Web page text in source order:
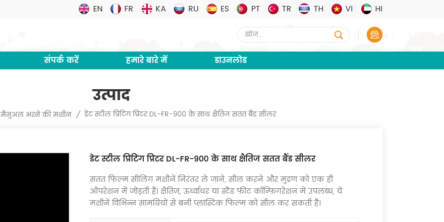
EN FR KA RU ES PT TR TH VI HI
संपर्क करें हमारे बारे में डाउनलोड
उत्पाद
मैनुअल भरने की मशीन / डेट स्टील प्रिंटिंग प्रिंटर DL-FR-900 के साथ क्षैतिज सतत बैंड सीलर
डेट स्टील प्रिंटिंग प्रिंटर DL-FR-900 के साथ क्षैतिज सतत बैंड सीलर
सतत फिल्म सीलिंग मशीनें निरंतर ले जाने, सील करने और मुद्रण को एक ही
ऑपरेशन में जोड़ती हैं। क्षैतिज, ऊर्ध्वाधर या स्टैंड फ़ीट कॉन्फ़िगरेशन में उपलब्ध, ये
मशीनें विभिन्न सामग्रियों से बनी प्लास्टिक फिल्म को सील कर सकती हैं।